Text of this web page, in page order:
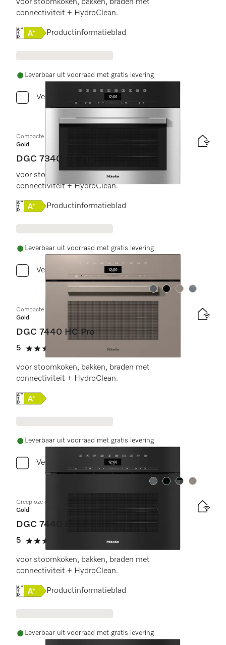
voor stoomkoken, bakken, braden met
connectiviteit + HydroClean.
Online Label Flag, Energielabel
Productinformatieblad
Leverbaar uit voorraad met gratis levering
Vergelijken
Compacte combi-stoomoven
Gold
DGC 7340 HC Pro
voor stoomkoken, bakken, braden met
connectiviteit + HydroClean.
Online Label Flag, Energielabel
Productinformatieblad
Leverbaar uit voorraad met gratis levering
Vergelijken
Kleur:Kleur:Kleur:Kleur:
Compacte combi-stoomoven
Gold
DGC 7440 HC Pro
5
5 sterren op 5
(3 beoordelingen)
voor stoomkoken, bakken, braden met
connectiviteit + HydroClean.
Online Label Flag, Energielabel
Leverbaar uit voorraad met gratis levering
Vergelijken
Kleur:Kleur:Kleur:Kleur:
Greeploze compacte combi-stoomoven
Gold
DGC 7440 HCX Pro
5
5 sterren op 5
(2 beoordelingen)
voor stoomkoken, bakken, braden met
connectiviteit + HydroClean.
Online Label Flag, Energielabel
Productinformatieblad
Leverbaar uit voorraad met gratis levering